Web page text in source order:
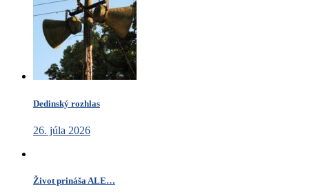
Dedinský rozhlas
26. júla 2026
Život prináša ALE…